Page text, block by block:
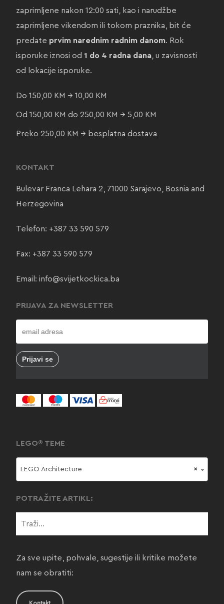
zaprimljene nakon 12:00 sati, kao i narudžbe
zaprimljene vikendom ili tokom praznika, bit će
predate prvim narednim radnim danom. Rok
isporuke iznosi od 1 do 4 radna dana, u zavisnosti
od lokacije isporuke.
Do 150,00 KM → 10,00 KM
Od 150,00 KM do 250,00 KM → 5,00 KM
Preko 250,00 KM → besplatna dostava
KONTAKT
Bulevar Franca Lehara 2, 71000 Sarajevo, Bosnia and
Herzegovina
Telefon: +387 33 590 579
Fax: +387 33 590 579
Email: info@svijetkockica.ba
PRIJAVA ZA NEWSLETTER
LEGO® TEME
×
LEGO Architecture
POTRAŽITE ARTIKL:
Za sve upite, pohvale, sugestije ili kritike možete
nam se obratiti: